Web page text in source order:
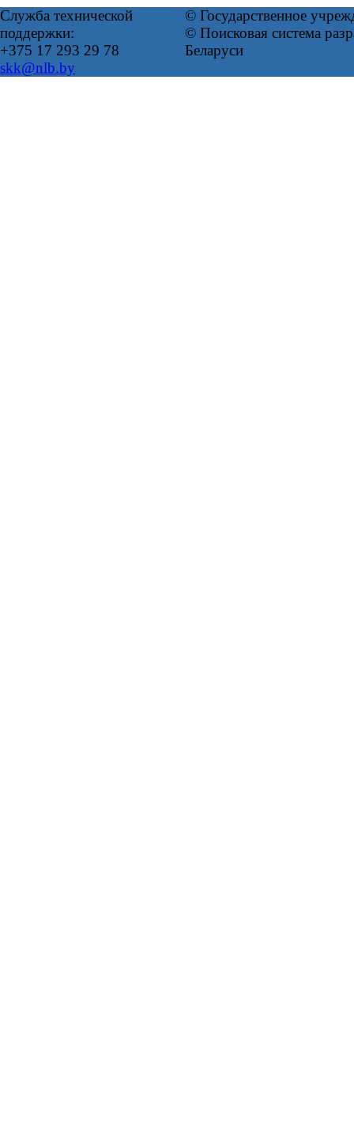
Служба технической
поддержки:
+375 17 293 29 78
skk@nlb.by
© Государственное
© Поисковая система
Беларуси